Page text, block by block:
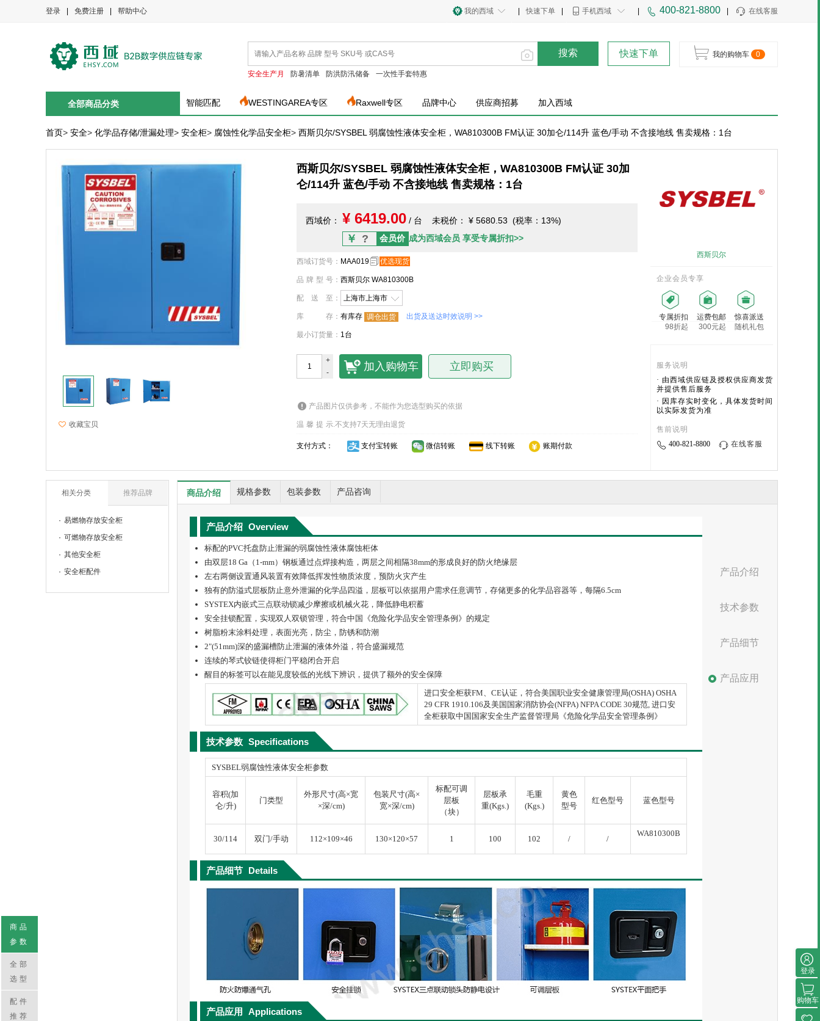
登录 免费注册 帮助中心 在线客服
400-821-8800
手机西域
快速下单
我的西域
搜索
安全生产月 防暑清单 防洪防汛储备 一次性手套特惠
快速下单 我的购物车 0
全部商品分类 智能匹配 WESTINGAREA专区 Raxwell专区 品牌中心 供应商招募 加入西域
首页> 安全> 化学品存储/泄漏处理> 安全柜> 腐蚀性化学品安全柜> 西斯贝尔/SYSBEL 弱腐蚀性液体安全柜，WA810300B FM认证 30加仑/114升 蓝色/手动 不含接地线 售卖规格：1台
收藏宝贝
西斯贝尔/SYSBEL 弱腐蚀性液体安全柜，WA810300B FM认证 30加
仑/114升 蓝色/手动 不含接地线 售卖规格：1台
西域价： ¥ 6419.00 / 台 未税价： ¥ 5680.53 (税率：13%)
￥ ? 会员价 成为西域会员 享受专属折扣>>
西域订货号 ： MAA019 优选现货
品牌型号 ： 西斯贝尔 WA810300B
配送至 ： 上海市上海市
库存 ： 有库存 调仓出货 出货及送达时效说明 >>
最小订货量 ： 1台
+
-
加入购物车 立即购买
产品图片仅供参考，不能作为您选型购买的依据
温馨提示.不支持7天无理由退货
支付方式： 支付宝转账 微信转账 线下转账 账期付款
西斯贝尔
企业会员专享
专属折扣
98折起
运费包邮
300元起
惊喜派送
随机礼包
服务说明
· 由西域供应链及授权供应商发货
并提供售后服务
· 因库存实时变化，具体发货时间
以实际发货为准
售前说明
400-821-8800
在线客服
相关分类 推荐品牌
易燃物存放安全柜
可燃物存放安全柜
其他安全柜
安全柜配件
商品介绍 规格参数 包装参数 产品咨询
产品介绍 Overview
标配的PVC托盘防止泄漏的弱腐蚀性液体腐蚀柜体
由双层18 Ga（1-mm）钢板通过点焊接构造，两层之间相隔38mm的形成良好的防火绝缘层
左右两侧设置通风装置有效降低挥发性物质浓度，预防火灾产生
独有的防溢式层板防止意外泄漏的化学品四溢，层板可以依据用户需求任意调节，存储更多的化学品容器等，每隔6.5cm
SYSTEX内嵌式三点联动锁减少摩擦或机械火花，降低静电积蓄
安全挂锁配置，实现双人双锁管理，符合中国《危险化学品安全管理条例》的规定
树脂粉末涂料处理，表面光亮，防尘，防锈和防潮
2"(51mm)深的盛漏槽防止泄漏的液体外溢，符合盛漏规范
连续的琴式铰链使得柜门平稳闭合开启
醒目的标签可以在能见度较低的光线下辨识，提供了额外的安全保障
进口安全柜获FM、CE认证，符合美国职业安全健康管理局(OSHA) OSHA
29 CFR 1910.106及美国国家消防协会(NFPA) NFPA CODE 30规范, 进口安
全柜获取中国国家安全生产监督管理局《危险化学品安全管理条例》
技术参数 Specifications
SYSBEL弱腐蚀性液体安全柜参数
容积(加
仑/升)
门类型
外形尺寸(高×宽
×深/cm)
包装尺寸(高×
宽×深/cm)
标配可调
层板
（块）
层板承
重(Kgs.)
毛重
(Kgs.)
黄色
型号
红色型号 蓝色型号
30/114 双门/手动 112×109×46 130×120×57 1 100 102 / /
WA810300B
产品细节 Details
产品应用 Applications
产品介绍
技术参数
产品细节
产品应用
商品
参数
全部
选型
配件
推荐
登录
购物车